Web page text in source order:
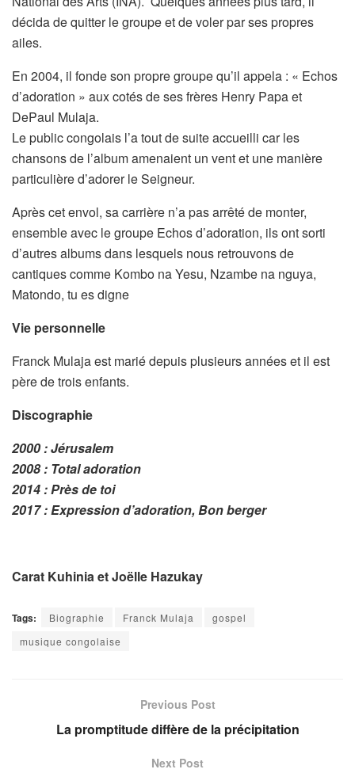
décida de quitter le groupe et de voler par ses propres
ailes.
En 2004, il fonde son propre groupe qu’il appela : « Echos
d’adoration » aux cotés de ses frères Henry Papa et
DePaul Mulaja.
Le public congolais l’a tout de suite accueilli car les
chansons de l’album amenaient un vent et une manière
particulière d’adorer le Seigneur.
Après cet envol, sa carrière n’a pas arrêté de monter,
ensemble avec le groupe Echos d’adoration, ils ont sorti
d’autres albums dans lesquels nous retrouvons de
cantiques comme Kombo na Yesu, Nzambe na nguya,
Matondo, tu es digne
Vie personnelle
Franck Mulaja est marié depuis plusieurs années et il est
père de trois enfants.
Discographie
2000 : Jérusalem
2008 : Total adoration
2014 : Près de toi
2017 : Expression d’adoration, Bon berger
Carat Kuhinia et Joëlle Hazukay
Tags: Biographie Franck Mulaja
gospel
musique congolaise
Previous Post
La promptitude diffère de la précipitation
Next Post